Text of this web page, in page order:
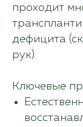
проходит
дефицита
рук).
Ключевые